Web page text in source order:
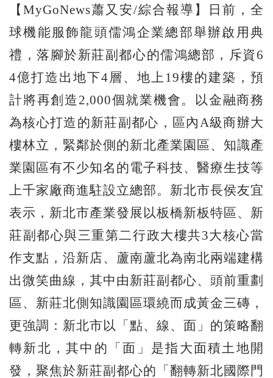
【MyGoNews蕭又安/綜合報導】日前，全
球機能服飾龍頭儒鴻企業總部舉辦啟用典
禮，落腳於新莊副都心的儒鴻總部，斥資6
4億打造出地下4層、地上19樓的建築，預
計將再創造2,000個就業機會。以金融商務
為核心打造的新莊副都心，區內A級商辦大
樓林立，緊鄰於側的新北產業園區、知識產
業園區有不少知名的電子科技、醫療生技等
上千家廠商進駐設立總部。新北市長侯友宜
表示，新北市產業發展以板橋新板特區、新
莊副都心與三重第二行政大樓共3大核心當
作支點，沿新店、蘆南蘆北為南北兩端建構
出微笑曲線，其中由新莊副都心、頭前重劃
區、新莊北側知識園區環繞而成黃金三磚，
更強調：新北市以「點、線、面」的策略翻
轉新北，其中的「面」是指大面積土地開
發，聚焦於新莊副都心的「翻轉新北國際門